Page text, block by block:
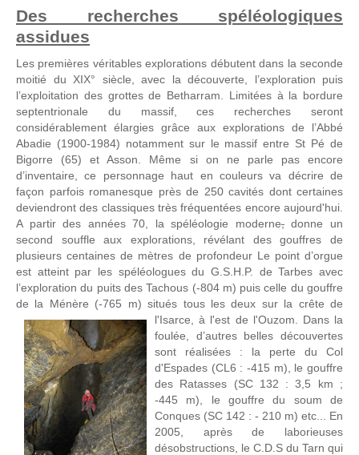
Des recherches spéléologiques
assidues
Les premières véritables explorations débutent dans la seconde
moitié du XIX° siècle, avec la découverte, l’exploration puis
l’exploitation des grottes de Betharram. Limitées à la bordure
septentrionale du massif, ces recherches seront
considérablement élargies grâce aux explorations de l’Abbé
Abadie (1900-1984) notamment sur le massif entre St Pé de
Bigorre (65) et Asson. Même si on ne parle pas encore
d’inventaire, ce personnage haut en couleurs va décrire de
façon parfois romanesque près de 250 cavités dont certaines
deviendront des classiques très fréquentées encore aujourd'hui.
A partir des années 70, la spéléologie moderne,donne un
second souffle aux explorations, révélant des gouffres de
plusieurs centaines de mètres de profondeur Le point d’orgue
est atteint par les spéléologues du G.S.H.P. de Tarbes avec
l’exploration du puits des Tachous (-804 m) puis celle du gouffre
de la Ménère (-765 m) situés tous les deux sur la crête de
l'Isarce, à l'est de l'Ouzom. Dans la
foulée, d’autres belles découvertes
sont réalisées : la perte du Col
d'Espades (CL6 : -415 m), le gouffre
des Ratasses (SC 132 : 3,5 km ;
-445 m), le gouffre du soum de
Conques (SC 142 : - 210 m) etc... En
2005, après de laborieuses
désobstructions, le C.D.S du Tarn qui